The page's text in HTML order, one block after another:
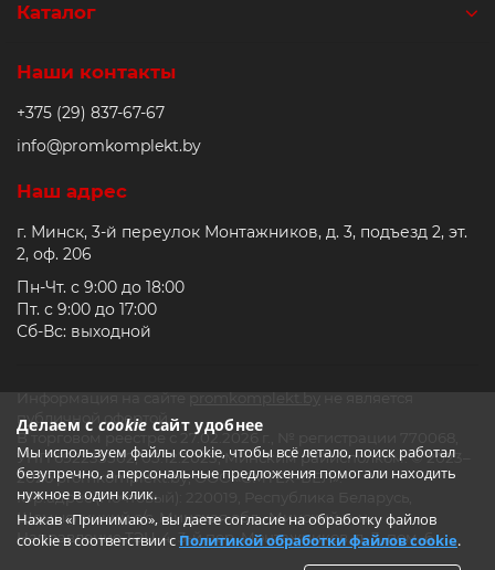
Делаем с cookie сайт удобнее
Мы используем файлы cookie, чтобы всё летало, поиск работал
безупречно, а персональные предложения помогали находить
нужное в один клик.
Нажав «Принимаю», вы даете согласие на обработку файлов
cookie в соответствии с Политикой обработки файлов cookie.
Каталог
Наши контакты
+375 (29) 837-67-67
info@promkomplekt.by
Наш адрес
г. Минск, 3-й переулок Монтажников, д. 3, подъезд 2, эт.
2, оф. 206
Пн-Чт. с 9:00 до 18:00
Пт. с 9:00 до 17:00
Сб-Вс: выходной
Информация на сайте promkomplekt.by не является
публичной офертой.
В торговом реестре с 27.02.2026 г., № регистрации 770068,
УНП 692235502, 05.12.2023, Минским райисполком. © 2023–
2026 promkomplekt.by, ООО «СМТЕХ-БЕЛ».
Юр.адрес (Почтовый): 220019, Республика Беларусь,
Щомыслицкий с/с, Минская обл., Минский р-н,
Направление ТЭЦ-4, 3-й пер. Монтажников, д. 3, пом. 6